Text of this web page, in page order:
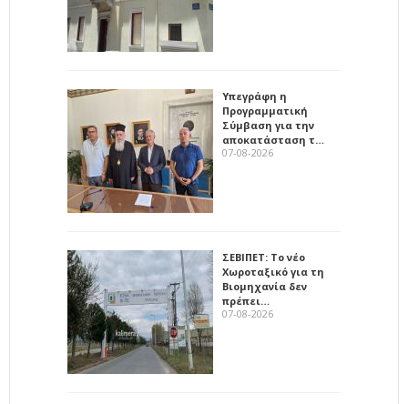
Υπεγράφη η
Προγραμματική
Σύμβαση για την
αποκατάσταση τ…
07-08-2026
ΣΕΒΙΠΕΤ: Το νέο
Χωροταξικό για τη
Βιομηχανία δεν
πρέπει…
07-08-2026